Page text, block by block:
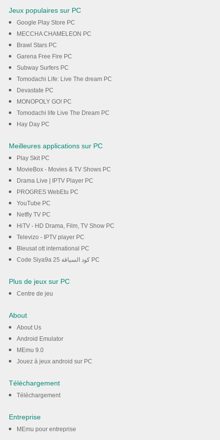
Jeux populaires sur PC
Google Play Store PC
MECCHA CHAMELEON PC
Brawl Stars PC
Garena Free Fire PC
Subway Surfers PC
Tomodachi Life: Live The dream PC
Devastate PC
MONOPOLY GO! PC
Tomodachi life Live The Dream PC
Hay Day PC
Meilleures applications sur PC
Play Skit PC
MovieBox - Movies & TV Shows PC
Drama Live | IPTV Player PC
PROGRES WebEtu PC
YouTube PC
Netfly TV PC
HiTV - HD Drama, Film, TV Show PC
Televizo - IPTV player PC
Bleusat ott international PC
Code Siya9a 25 كود السياقة PC
Plus de jeux sur PC
Centre de jeu
About
About Us
Android Emulator
MEmu 9.0
Jouez à jeux android sur PC
Téléchargement
Téléchargement
Entreprise
MEmu pour entreprise